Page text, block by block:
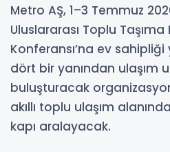
Metro AŞ, 1–3 Temmuz
Uluslararası Toplu
Konferansı’na ev
dört bir yanından ulaşım
buluşturacak
akıllı toplu ulaşım
kapı aralayacak.